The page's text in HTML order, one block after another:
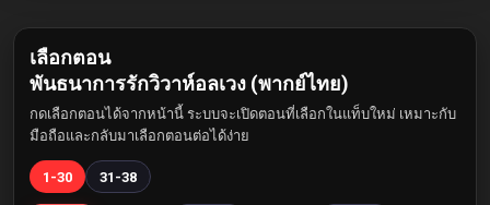
เลือกตอน
พันธนาการรักวิวาห์อลเวง (พากย์ไทย)
กดเลือกตอนได้จากหน้านี้ ระบบจะเปิดตอนที่เลือกในแท็บใหม่ เหมาะกับ
มือถือและกลับมาเลือกตอนต่อได้ง่าย
1-30 31-38